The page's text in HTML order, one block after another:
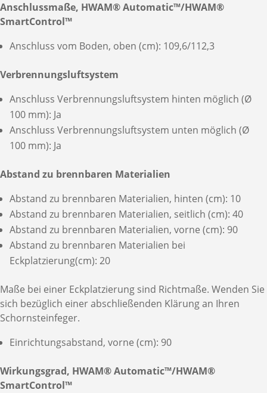
Anschlussmaße, HWAM® Automatic™/HWAM®
SmartControl™
Anschluss vom Boden, oben (cm): 109,6/112,3
Verbrennungsluftsystem
Anschluss Verbrennungsluftsystem hinten möglich (Ø
100 mm): Ja
Anschluss Verbrennungsluftsystem unten möglich (Ø
100 mm): Ja
Abstand zu brennbaren Materialien
Abstand zu brennbaren Materialien, hinten (cm): 10
Abstand zu brennbaren Materialien, seitlich (cm): 40
Abstand zu brennbaren Materialien, vorne (cm): 90
Abstand zu brennbaren Materialien bei
Eckplatzierung(cm): 20
Maße bei einer Eckplatzierung sind Richtmaße. Wenden Sie
sich bezüglich einer abschließenden Klärung an Ihren
Schornsteinfeger.
Einrichtungsabstand, vorne (cm): 90
Wirkungsgrad, HWAM® Automatic™/HWAM®
SmartControl™